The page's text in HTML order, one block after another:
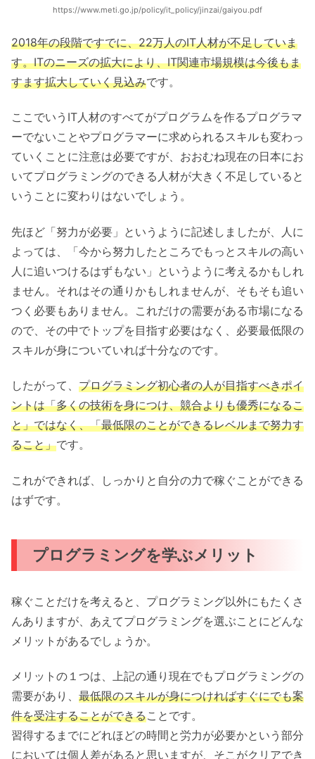
https://www.meti.go.jp/policy/it_policy/jinzai/gaiyou.pdf
2018年の段階ですでに、22万人のIT人材が不足していま
す。ITのニーズの拡大により、IT関連市場規模は今後もま
すます拡大していく見込みです。
ここでいうIT人材のすべてがプログラムを作るプログラマ
ーでないことやプログラマーに求められるスキルも変わっ
ていくことに注意は必要ですが、おおむね現在の日本にお
いてプログラミングのできる人材が大きく不足していると
いうことに変わりはないでしょう。
先ほど「努力が必要」というように記述しましたが、人に
よっては、「今から努力したところでもっとスキルの高い
人に追いつけるはずもない」というように考えるかもしれ
ません。それはその通りかもしれませんが、そもそも追い
つく必要もありません。これだけの需要がある市場になる
ので、その中でトップを目指す必要はなく、必要最低限の
スキルが身についていれば十分なのです。
したがって、 プログラミング初心者の人が目指すべきポイ
ントは「多くの技術を身につけ、競合よりも優秀になるこ
と」ではなく、「最低限のことができるレベルまで努力す
ること」です。
これができれば、しっかりと自分の力で稼ぐことができる
はずです。
プログラミングを学ぶメリット
稼ぐことだけを考えると、プログラミング以外にもたくさ
んありますが、あえてプログラミングを選ぶことにどんな
メリットがあるでしょうか。
メリットの１つは、上記の通り現在でもプログラミングの
需要があり、 最低限のスキルが身につければすぐにでも案
件を受注することができることです。
習得するまでにどれほどの時間と労力が必要かという部分
においては個人差があると思いますが、そこがクリアでき